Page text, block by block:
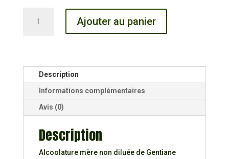
Ajouter au panier
Description
Informations complémentaires
Avis (0)
Description
Alcoolature mère non diluée de Gentiane